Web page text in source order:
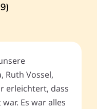
Ruth Vossel,
erleichtert, dass
Es war alles